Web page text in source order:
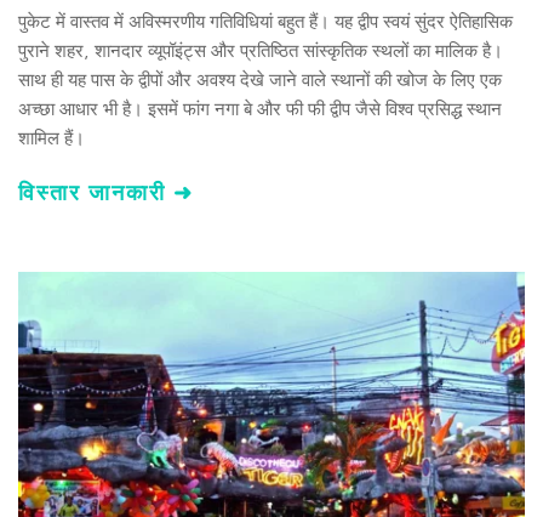
पुकेट में वास्तव में अविस्मरणीय गतिविधियां बहुत हैं। यह द्वीप स्वयं सुंदर ऐतिहासिक
पुराने शहर, शानदार व्यूपॉइंट्स और प्रतिष्ठित सांस्कृतिक स्थलों का मालिक है।
साथ ही यह पास के द्वीपों और अवश्य देखे जाने वाले स्थानों की खोज के लिए एक
अच्छा आधार भी है। इसमें फांग नगा बे और फी फी द्वीप जैसे विश्व प्रसिद्ध स्थान
शामिल हैं।
विस्तार जानकारी ➜